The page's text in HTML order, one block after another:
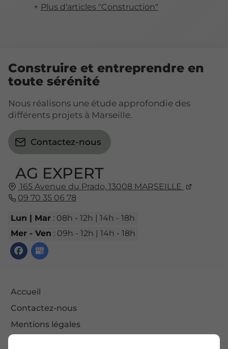
Plus d'articles "Construction"
AG EXPERT
165 Avenue du Prado, 13008 MARSEILLE
09 70 35 06 78
Lun | Mar : 08h - 12h | 14h - 18h
Mer - Ven : 09h - 12h | 14h - 18h
Accueil
Contactez-nous
Mentions légales
Construire et entreprendre en
toute sérénité
Nous réalisons une étude approfondie des
différents projets à Marseille.
Contactez-nous